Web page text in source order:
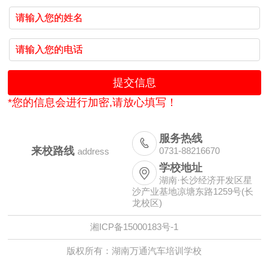
*您的信息会进行加密,请放心填写！
来校路线 address
 服务热线
0731-88216670
 学校地址
湖南·长沙经济开发区星
沙产业基地凉塘东路1259号(长
龙校区)
湘ICP备15000183号-1
版权所有：湖南万通汽车培训学校